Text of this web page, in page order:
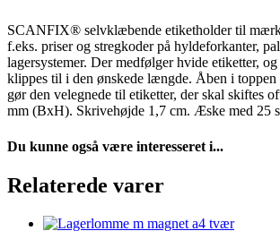
SCANFIX® selvklæbende etiketholder til
f.eks. priser og stregkoder på hyldeforkanter,
lagersystemer. Der medfølger hvide etiketter,
klippes til i den ønskede længde. Åben i
gør den velegnede til etiketter, der skal skiftes
mm (BxH). Skrivehøjde 1,7 cm. Æske med 25
Du kunne også være interesseret i...
Relaterede varer